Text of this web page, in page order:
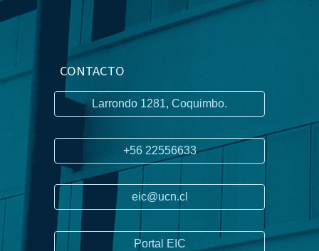
CONTACTO
Larrondo 1281, Coquimbo.
+56 22556633
eic@ucn.cl
Portal EIC